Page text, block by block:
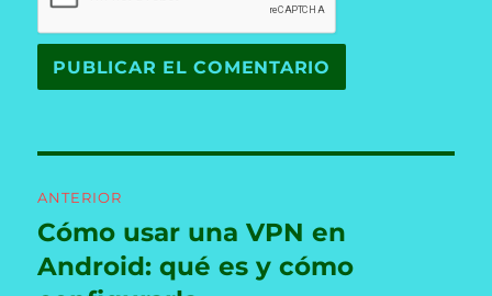
de
entradas
ANTERIOR
Entrada
anterior:
Cómo usar una VPN en
Android: qué es y cómo